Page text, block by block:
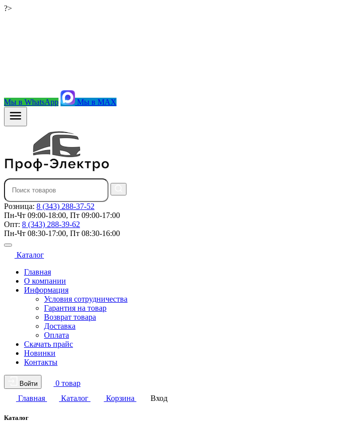
?>
Мы в WhatsApp Мы в MAX
Розница: 8 (343) 288-37-52
Пн-Чт 09:00-18:00, Пт 09:00-17:00
Опт: 8 (343) 288-39-62
Пн-Чт 08:30-17:00, Пт 08:30-16:00
Каталог
Главная
О компании
Информация
Условия сотрудничества
Гарантия на товар
Возврат товара
Доставка
Оплата
Скачать прайс
Новинки
Контакты
Войти
0 товар
Главная
Каталог Корзина Вход
Каталог